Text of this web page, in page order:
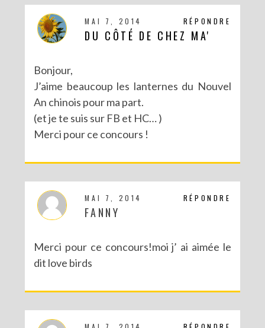
RÉPONDRE
MAI 7, 2014
DU CÔTÉ DE CHEZ MA'
Bonjour,
J’aime beaucoup les lanternes du Nouvel
An chinois pour ma part.
(et je te suis sur FB et HC… )
Merci pour ce concours !
RÉPONDRE
MAI 7, 2014
FANNY
Merci pour ce concours!moi j’ ai aimée le
dit love birds